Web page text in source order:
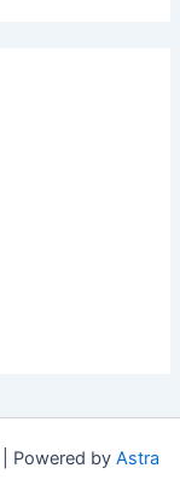
Powered by Astra